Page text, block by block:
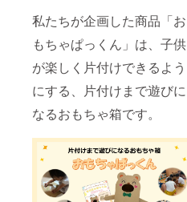
私たちが企画した商品「お
もちゃぱっくん」は、子供
が楽しく片付けできるよう
にする、片付けまで遊びに
なるおもちゃ箱です。